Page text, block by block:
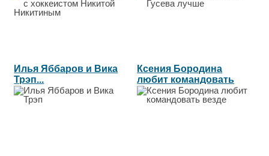
Илья Яббаров и Вика
Трэп...
Ксения Бородина
любит командовать
везде...